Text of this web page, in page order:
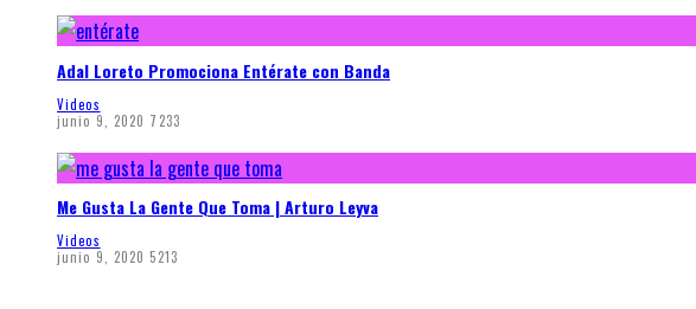
Adal Loreto Promociona Entérate con Banda
Videos
junio 9, 2020 7233
Me Gusta La Gente Que Toma | Arturo Leyva
Videos
junio 9, 2020 5213